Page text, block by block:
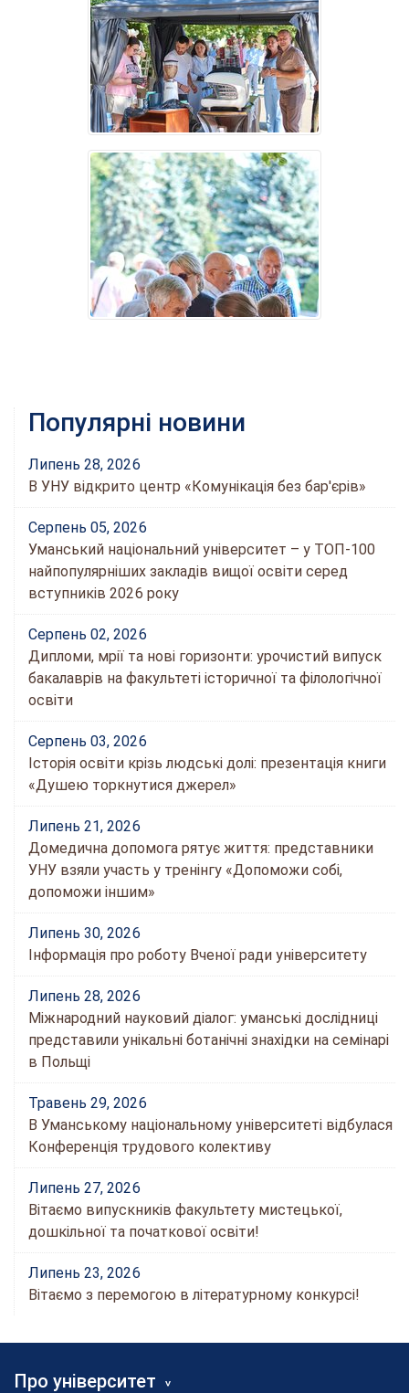
Популярні новини
Липень 28, 2026
В УНУ відкрито центр «Комунікація без бар'єрів»
Серпень 05, 2026
Уманський національний університет – у ТОП-100
найпопулярніших закладів вищої освіти серед
вступників 2026 року
Серпень 02, 2026
Дипломи, мрії та нові горизонти: урочистий випуск
бакалаврів на факультеті історичної та філологічної
освіти
Серпень 03, 2026
Історія освіти крізь людські долі: презентація книги
«Душею торкнутися джерел»
Липень 21, 2026
Домедична допомога рятує життя: представники
УНУ взяли участь у тренінгу «Допоможи собі,
допоможи іншим»
Липень 30, 2026
Інформація про роботу Вченої ради університету
Липень 28, 2026
Міжнародний науковий діалог: уманські дослідниці
представили унікальні ботанічні знахідки на семінарі
в Польщі
Травень 29, 2026
В Уманському національному університеті відбулася
Конференція трудового колективу
Липень 27, 2026
Вітаємо випускників факультету мистецької,
дошкільної та початкової освіти!
Липень 23, 2026
Вітаємо з перемогою в літературному конкурсі!
Про університет